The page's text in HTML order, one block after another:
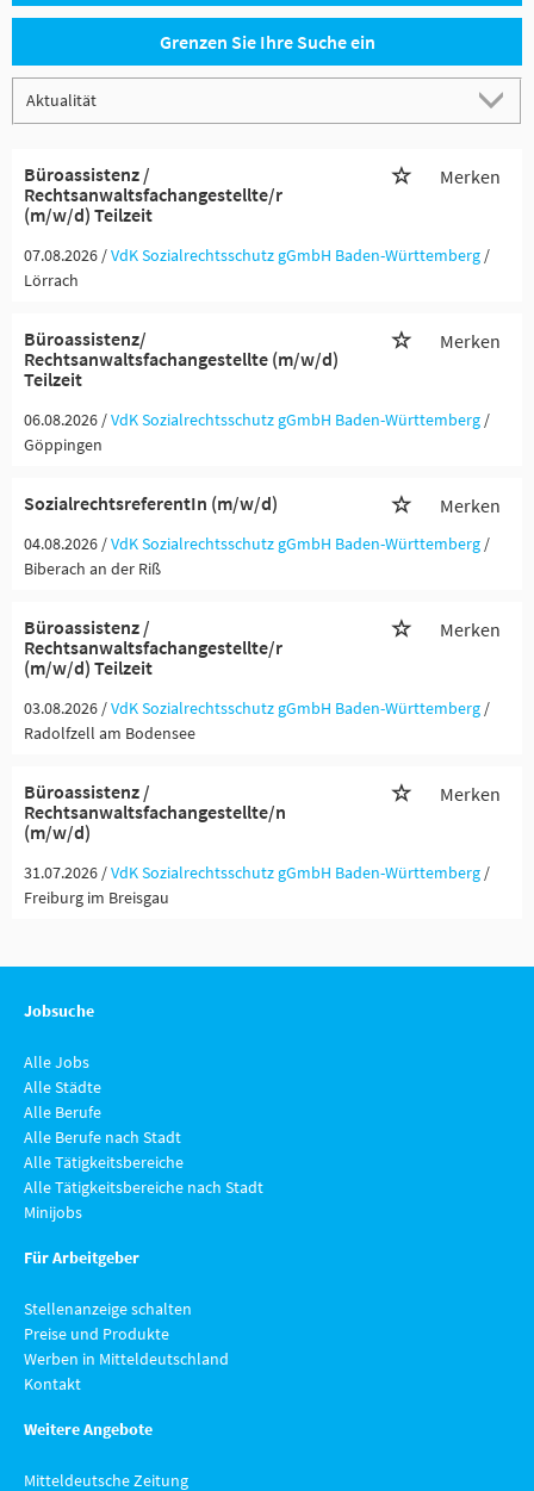
Grenzen Sie Ihre Suche ein
Büroassistenz /
Rechtsanwaltsfachangestellte/r
(m/w/d) Teilzeit
Merken
07.08.2026 /VdK Sozialrechtsschutz gGmbH Baden-Württemberg /
Lörrach
Büroassistenz/
Rechtsanwaltsfachangestellte (m/w/d)
Teilzeit
Merken
06.08.2026 /VdK Sozialrechtsschutz gGmbH Baden-Württemberg /
Göppingen
SozialrechtsreferentIn (m/w/d) Merken
04.08.2026 /VdK Sozialrechtsschutz gGmbH Baden-Württemberg /
Biberach an der Riß
Büroassistenz /
Rechtsanwaltsfachangestellte/r
(m/w/d) Teilzeit
Merken
03.08.2026 /VdK Sozialrechtsschutz gGmbH Baden-Württemberg /
Radolfzell am Bodensee
Büroassistenz /
Rechtsanwaltsfachangestellte/n
(m/w/d)
Merken
31.07.2026 /VdK Sozialrechtsschutz gGmbH Baden-Württemberg /
Freiburg im Breisgau
Jobsuche
Alle Jobs
Alle Städte
Alle Berufe
Alle Berufe nach Stadt
Alle Tätigkeitsbereiche
Alle Tätigkeitsbereiche nach Stadt
Minijobs
Für Arbeitgeber
Stellenanzeige schalten
Preise und Produkte
Werben in Mitteldeutschland
Kontakt
Weitere Angebote
Mitteldeutsche Zeitung